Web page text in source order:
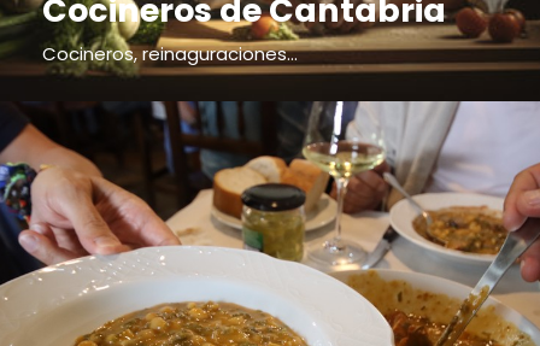
Cocineros de Cantabria
Cocineros, reinaguraciones...